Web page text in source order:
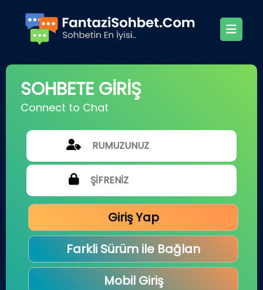
SOHBETE GİRİŞ
Connect to Chat
Giriş Yap
Farkli Sürüm ile Bağlan
Mobil Giriş